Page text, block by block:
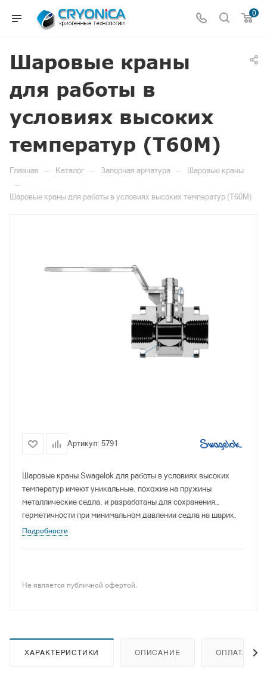
0
Шаровые краны
для работы в
условиях высоких
температур (Т60М)
Главная — Каталог — Запорная арматура — Шаровые краны
—
Шаровые краны для работы в условиях высоких температур (Т60М)
Артикул: 5791
Шаровые краны Swagelok для работы в условиях высоких
температур имеют уникальные, похожие на пружины
металлические седла, и разработаны для сохранения
герметичности при минимальном давлении седла на шарик.
Подробности
Не является публичной офертой.
ХАРАКТЕРИСТИКИ ОПИСАНИЕ ОПЛАТА